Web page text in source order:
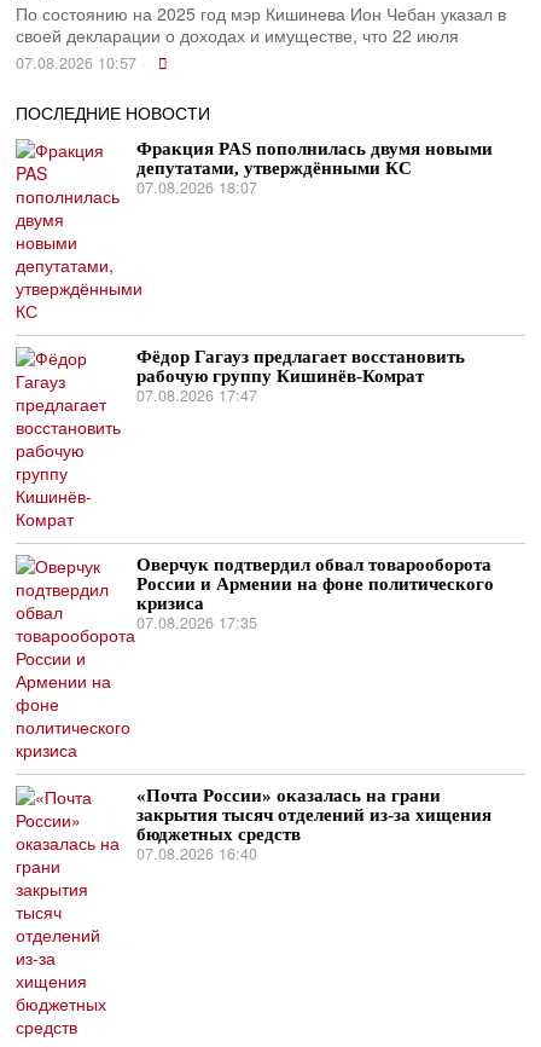
По состоянию на 2025 год мэр Кишинева Ион Чебан указал в
своей декларации о доходах и имуществе, что 22 июля
07.08.2026 10:57
ПОСЛЕДНИЕ НОВОСТИ
Фракция PAS пополнилась двумя новыми
депутатами, утверждёнными КС
07.08.2026 18:07
Фёдор Гагауз предлагает восстановить
рабочую группу Кишинёв-Комрат
07.08.2026 17:47
Оверчук подтвердил обвал товарооборота
России и Армении на фоне политического
кризиса
07.08.2026 17:35
«Почта России» оказалась на грани
закрытия тысяч отделений из-за хищения
бюджетных средств
07.08.2026 16:40